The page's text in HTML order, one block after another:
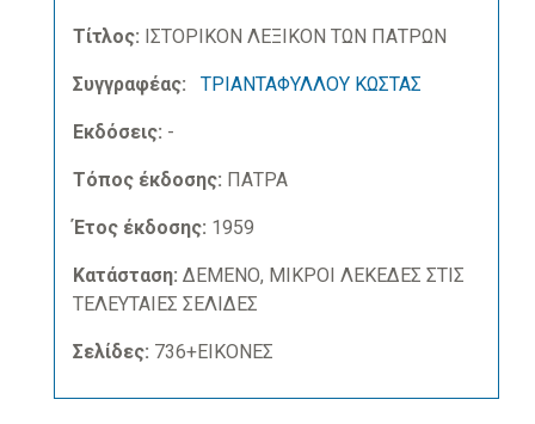
Τίτλος: ΙΣΤΟΡΙΚΟΝ ΛΕΞΙΚΟΝ ΤΩΝ ΠΑΤΡΩΝ
Συγγραφέας: ΤΡΙΑΝΤΑΦΥΛΛΟΥ ΚΩΣΤΑΣ
Εκδόσεις: -
Τόπος έκδοσης: ΠΑΤΡΑ
Έτος έκδοσης: 1959
Κατάσταση: ΔΕΜΕΝΟ, ΜΙΚΡΟΙ ΛΕΚΕΔΕΣ ΣΤΙΣ
ΤΕΛΕΥΤΑΙΕΣ ΣΕΛΙΔΕΣ
Σελίδες: 736+ΕΙΚΟΝΕΣ